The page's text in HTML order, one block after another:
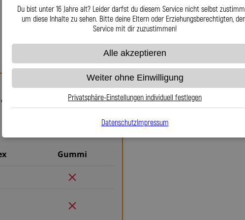
Sonderlösungen möglich macht –
Leidenschaft gefertigt.
Gummi
Gummi
Warum Stahlflex-
Wenn es um Sicherheit,
Stahlflex-Bremsleitungen für
Du bist unter 16 Jahre alt? Leider darfst du diesem Service nicht selbst
um diese Inhalte zu sehen. Bitte deine Eltern oder Erziehungsberechtigten,
Service mit dir zuzustimmen!
Alle akzeptieren
Weiter ohne Einwilligung
Privatsphäre-Einstellungen individuell festlegen
DatenschutzImpressum